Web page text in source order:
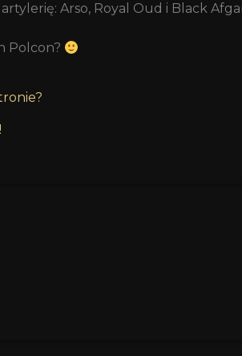
Arso, Royal Oud i Black
Polcon?